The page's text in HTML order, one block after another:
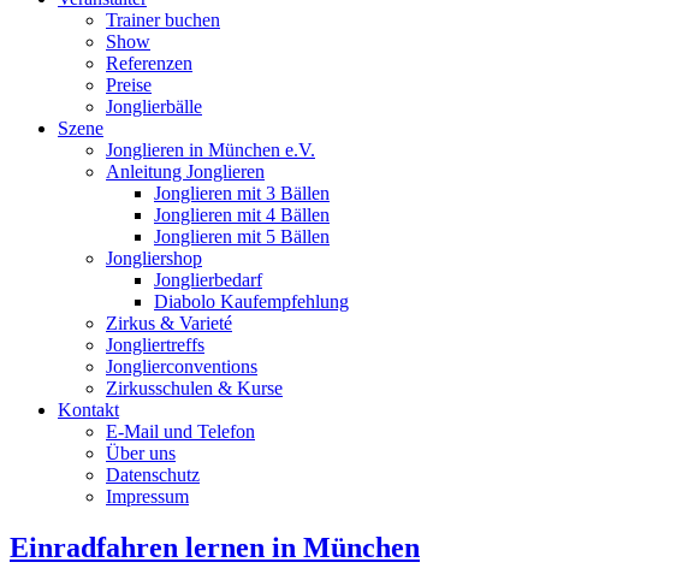
Trainer buchen
Show
Referenzen
Preise
Jonglierbälle
Szene
Jonglieren in München e.V.
Anleitung Jonglieren
Jonglieren mit 3 Bällen
Jonglieren mit 4 Bällen
Jonglieren mit 5 Bällen
Jongliershop
Jonglierbedarf
Diabolo Kaufempfehlung
Zirkus & Varieté
Jongliertreffs
Jonglierconventions
Zirkusschulen & Kurse
Kontakt
E-Mail und Telefon
Über uns
Datenschutz
Impressum
Einradfahren lernen in München